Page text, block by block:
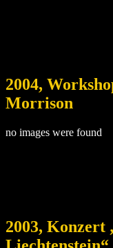
2004,
Morrison
no images were found
2003, Konzert